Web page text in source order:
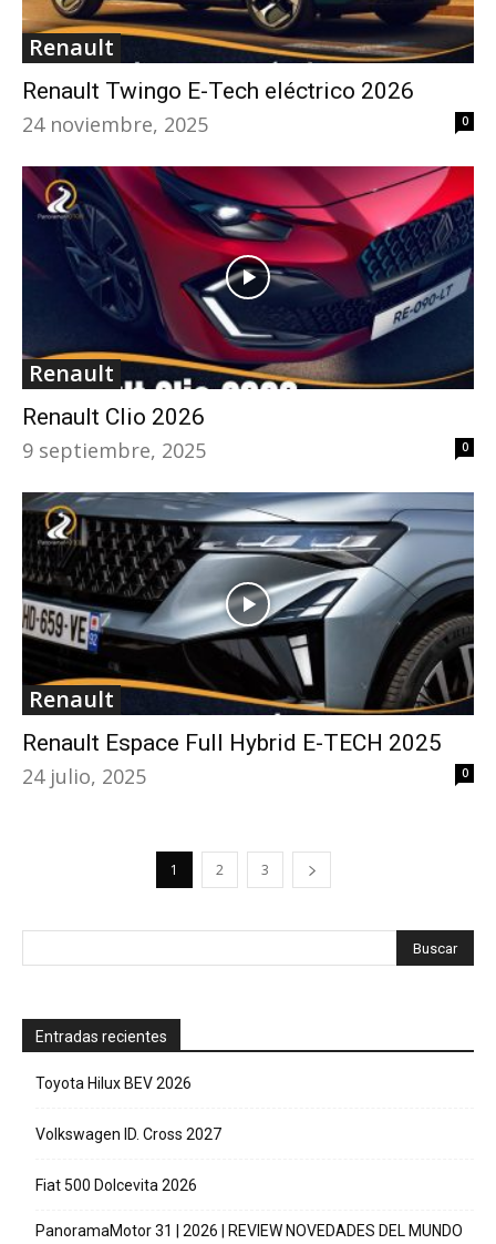
Renault
Renault Twingo E-Tech eléctrico 2026
24 noviembre, 2025
0
Renault
Renault Clio 2026
9 septiembre, 2025
0
Renault
Renault Espace Full Hybrid E-TECH 2025
24 julio, 2025
0
1 2 3
Entradas recientes
Toyota Hilux BEV 2026
Volkswagen ID. Cross 2027
Fiat 500 Dolcevita 2026
PanoramaMotor 31 | 2026 | REVIEW NOVEDADES DEL MUNDO